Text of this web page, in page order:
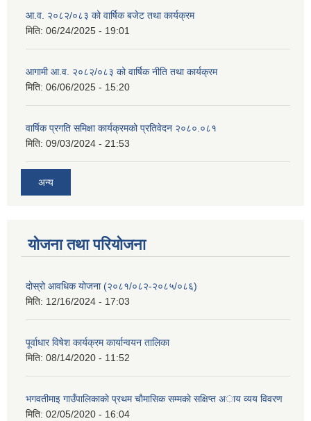
आ.व. २०८२/०८३ को वार्षिक बजेट तथा कार्यक्रम
मिति: 06/24/2025 - 19:01
आगामी आ.व. २०८२/०८३ को वार्षिक नीति तथा कार्यक्रम
मिति: 06/06/2025 - 15:20
वार्षिक प्रगति समिक्षा कार्यक्रमको प्रतिवेदन २०८०.०८१
मिति: 09/03/2024 - 21:53
अन्य
योजना तथा परियोजना
दोस्रो आवधिक योजना (२०८१/०८२-२०८५/०८६)
मिति: 12/16/2024 - 17:03
पूर्वाधार विषेश कार्यक्रम कार्यान्वयन तालिका
मिति: 08/14/2020 - 11:52
भगवतीमाइ गाउँपालिकाकाे प्रथम चाैमासिक सम्मकाे सक्षिप्त अाय व्यय विवरण
मिति: 02/05/2020 - 16:04